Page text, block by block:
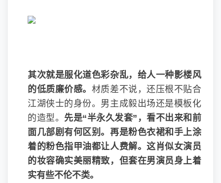
其次就是服化道色彩杂乱，给人一种影楼风
的低质廉价感。 材质差不说，还压根不贴合
江湖侠士的身份。男主成毅出场还是模板化
的造型。 先是“半永久发套”，看不出来和前
面几部剧有何区别。再是粉色衣裙和手上涂
着的粉色指甲油都让人费解。这肖似女演员
的妆容确实美丽精致，但套在男演员身上着
实有些不伦不类。